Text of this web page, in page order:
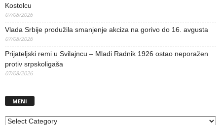
Kostolcu
07/08/2026
Vlada Srbije produžila smanjenje akciza na gorivo do 16. avgusta
07/08/2026
Prijateljski remi u Svilajncu – Mladi Radnik 1926 ostao neporažen
protiv srpskoligaša
07/08/2026
MENI
MENI